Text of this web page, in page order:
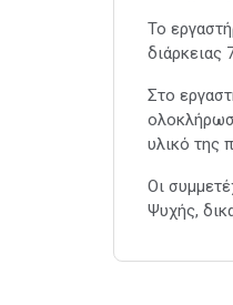
Το
διάρκειας
Στο
υλικό της
Οι
Ψυχής,